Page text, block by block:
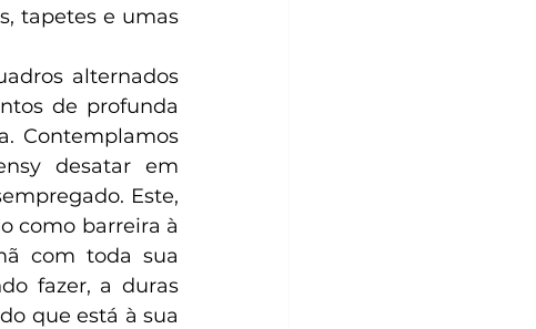
tapetes e umas
de profunda
Contemplamos
desatar em
Este,
como barreira à
com toda sua
fazer, a duras
que está à sua